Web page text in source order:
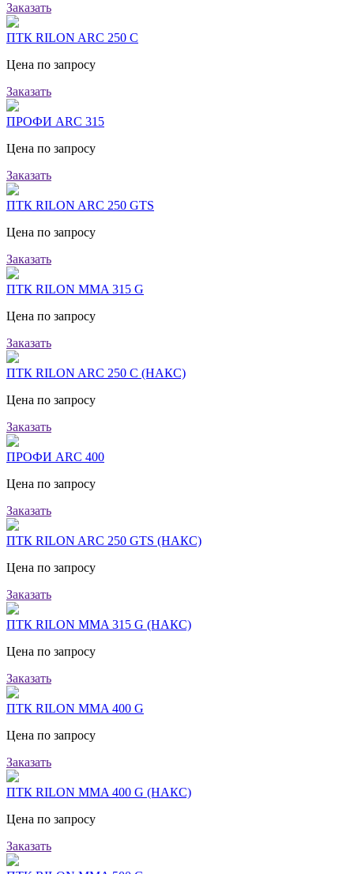
Заказать
ПТК RILON ARC 250 C
Цена по запросу
Заказать
ПРОФИ ARC 315
Цена по запросу
Заказать
ПТК RILON ARC 250 GTS
Цена по запросу
Заказать
ПТК RILON MMA 315 G
Цена по запросу
Заказать
ПТК RILON ARC 250 C (НАКС)
Цена по запросу
Заказать
ПРОФИ ARC 400
Цена по запросу
Заказать
ПТК RILON ARC 250 GTS (НАКС)
Цена по запросу
Заказать
ПТК RILON MMA 315 G (НАКС)
Цена по запросу
Заказать
ПТК RILON MMA 400 G
Цена по запросу
Заказать
ПТК RILON MMA 400 G (НАКС)
Цена по запросу
Заказать